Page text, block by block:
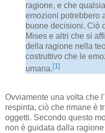
ragione, e che
emozioni potrebbero
buone decisioni. Ciò
Mises e altri che si
della ragione nella
costruttivo che le
umana. [1]
Ovviamente una volta che
respinta, ciò che rimane è
oggetti. Secondo questo
non è guidata dalla